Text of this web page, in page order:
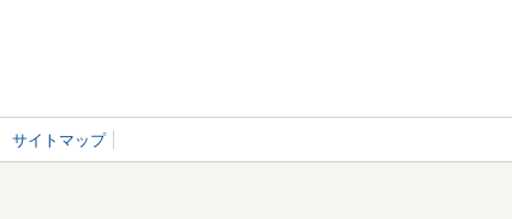
サイトマップ